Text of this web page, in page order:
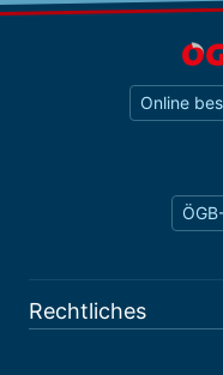
Online
Rechtliches